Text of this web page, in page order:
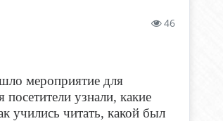
46
мероприятие для
узнали, какие
учились читать, какой был